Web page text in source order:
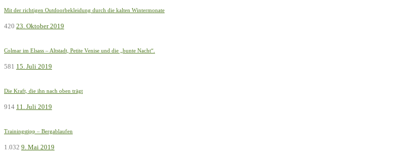
Mit der richtigen Outdoorbekleidung durch die kalten Wintermonate
420 23. Oktober 2019
Colmar im Elsass – Altstadt, Petite Venise und die „bunte Nacht“.
581 15. Juli 2019
Die Kraft, die ihn nach oben trägt
914 11. Juli 2019
Trainingstipp – Bergablaufen
1.032 9. Mai 2019